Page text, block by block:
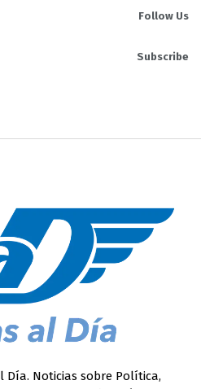
Follow Us
Subscribe
Día. Noticias sobre Política,